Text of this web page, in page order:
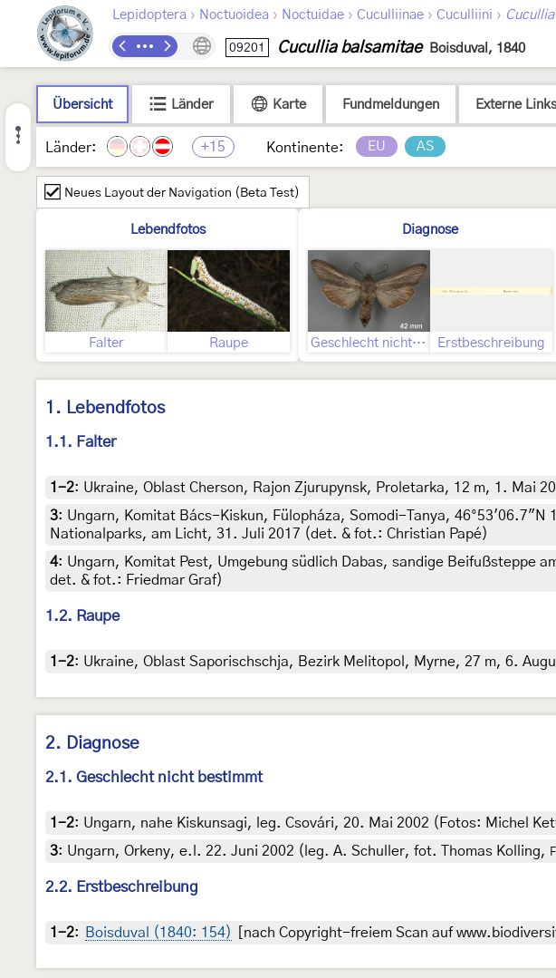
Lepidoptera › Noctuoidea › Noctuidae › Cuculliinae › Cuculliini › Cucullia
09201 Cucullia balsamitae Boisduval, 1840
Übersicht Länder Karte Fundmeldungen Externe
Länder: +15 Kontinente: EU AS
Neues Layout der Navigation (Beta Test)
Lebendfotos
Falter Raupe
Diagnose
Geschlecht nicht bestimmt Erstbeschreibung
1. Lebendfotos
1.1. Falter
1-2: Ukraine, Oblast Cherson, Rajon Zjurupynsk, Proletarka, 12 m, 1. Mai
3: Ungarn, Komitat Bács-Kiskun, Fülopháza, Somodi-Tanya,
Nationalparks, am Licht, 31. Juli 2017 (det. & fot.: Christian Papé)
4: Ungarn, Komitat Pest, Umgebung südlich Dabas, sandige Beifußsteppe
det. & fot.: Friedmar Graf)
1.2. Raupe
1-2: Ukraine, Oblast Saporischschja, Bezirk Melitopol, Myrne, 27 m, 6.
2. Diagnose
2.1. Geschlecht nicht bestimmt
1-2: Ungarn, nahe Kiskunsagi, leg. Csovári, 20. Mai 2002 (Fotos: Michel
3: Ungarn, Orkeny, e.l. 22. Juni 2002 (leg. A. Schuller, fot. Thomas Kolling,
2.2. Erstbeschreibung
1-2: Boisduval (1840: 154) [nach Copyright-freiem Scan auf